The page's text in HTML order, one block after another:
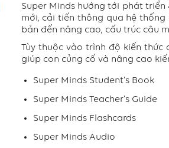
Super Minds hướng tới phát
mới, cải tiến thông qua hệ
bản đến nâng cao, cấu trúc câu
Tùy thuộc vào trình độ kiến thức
giúp con củng cố và nâng cao
Super Minds Student's Book
Super Minds Teacher's Guide
Super Minds Flashcards
Super Minds Audio